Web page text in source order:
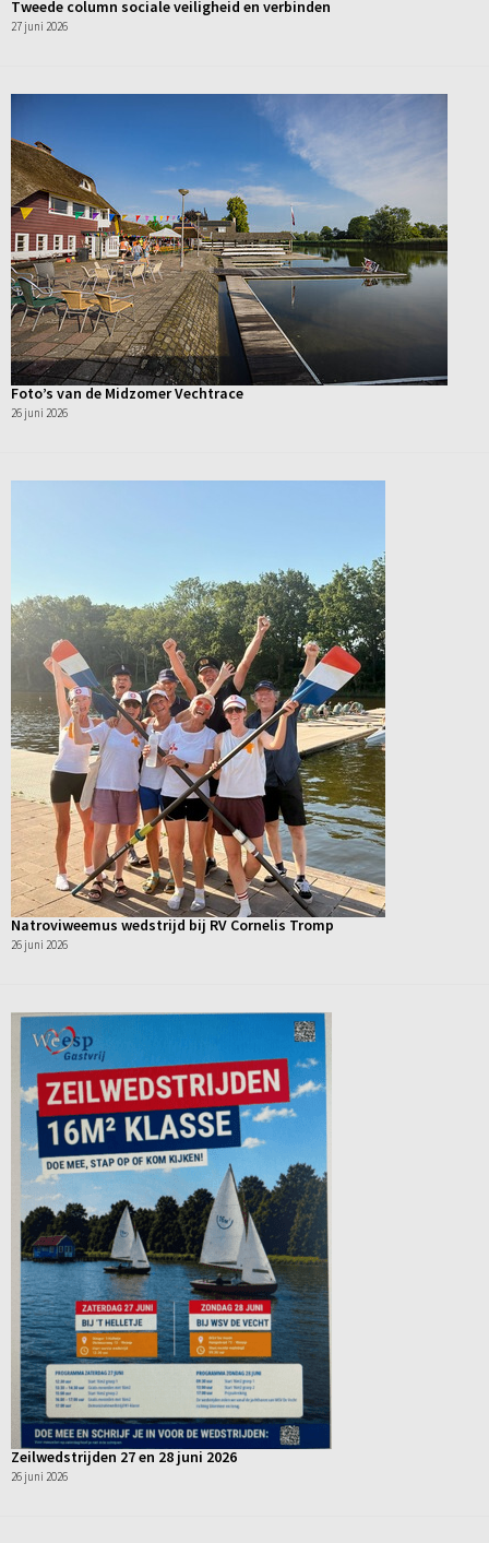
Tweede column sociale veiligheid en verbinden
27 juni 2026
Foto’s van de Midzomer Vechtrace
26 juni 2026
Natroviweemus wedstrijd bij RV Cornelis Tromp
26 juni 2026
Zeilwedstrijden 27 en 28 juni 2026
26 juni 2026